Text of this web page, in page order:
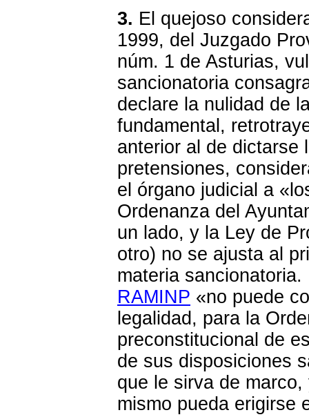
3. El quejoso
1999, del Juzgado
núm. 1 de Asturias,
sancionatoria
declare la nulidad de
fundamental,
anterior al de dictarse
pretensiones,
el órgano judicial a
Ordenanza del
un lado, y la Ley de
otro) no se ajusta al
materia
RAMINP «no puede
legalidad, para la
preconstitucional de
de sus disposiciones
que le sirva de
mismo pueda erigirse